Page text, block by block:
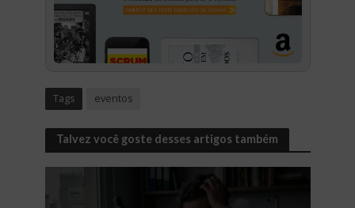
Tags eventos
Talvez você goste desses artigos também